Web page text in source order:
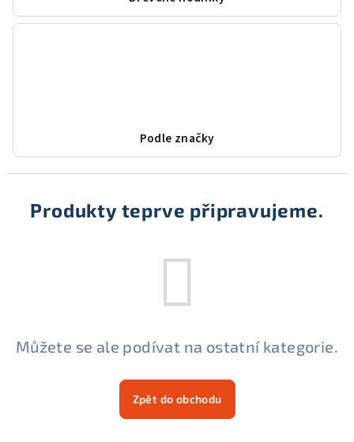
Podle značky
Produkty teprve připravujeme.
Můžete se ale podívat na ostatní kategorie.
Zpět do obchodu